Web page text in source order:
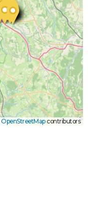
OpenStreetMapcontributors